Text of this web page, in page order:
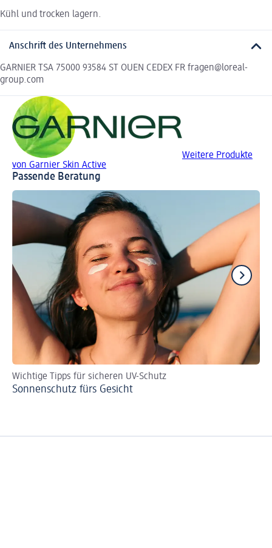
Kühl und trocken lagern.
Anschrift des Unternehmens
GARNIER TSA 75000 93584 ST OUEN CEDEX FR fragen@loreal-
group.com
Weitere Produkte
von Garnier Skin Active
Passende Beratung
Wichtige Tipps für sicheren UV-Schutz
Sonnenschutz fürs Gesicht